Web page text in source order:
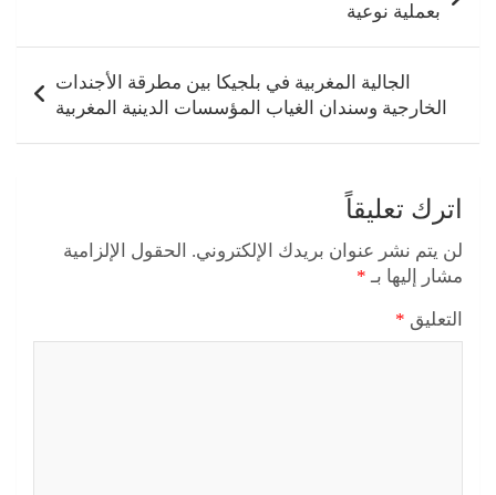
بعملية نوعية
الجالية المغربية في بلجيكا بين مطرقة الأجندات
الخارجية وسندان الغياب المؤسسات الدينية المغربية
اترك تعليقاً
لن يتم نشر عنوان بريدك الإلكتروني. الحقول الإلزامية
مشار إليها بـ *
التعليق *